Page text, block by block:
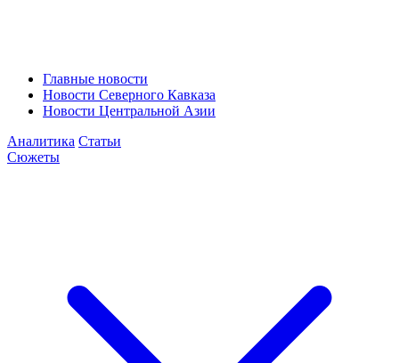
Главные новости
Новости Северного Кавказа
Новости Центральной Азии
Аналитика Статьи
Сюжеты